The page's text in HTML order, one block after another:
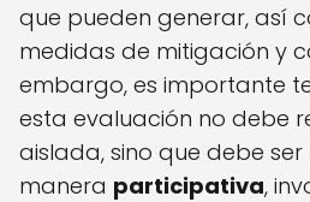
que pueden generar, así
medidas de mitigación y
embargo, es importante
esta evaluación no debe
aislada, sino que debe
manera participativa,